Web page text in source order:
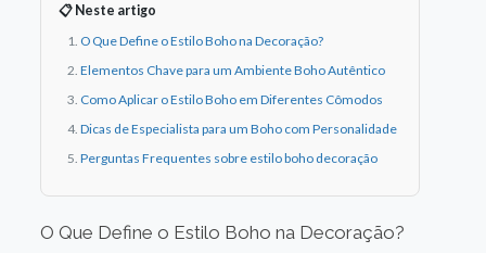
📋 Neste artigo
O Que Define o Estilo Boho na Decoração?
Elementos Chave para um Ambiente Boho Autêntico
Como Aplicar o Estilo Boho em Diferentes Cômodos
Dicas de Especialista para um Boho com Personalidade
Perguntas Frequentes sobre estilo boho decoração
O Que Define o Estilo Boho na Decoração?